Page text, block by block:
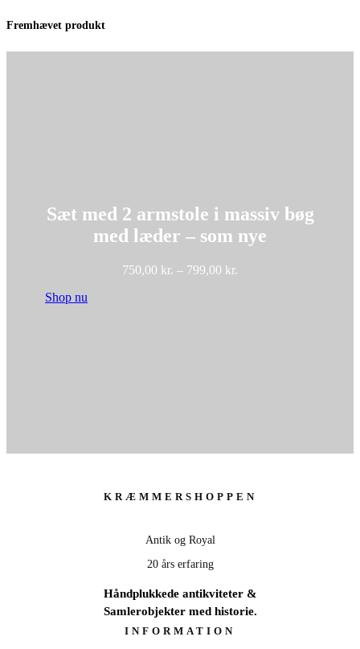
Fremhævet produkt
Sæt med 2 armstole i massiv bøg
med læder – som nye
750,00 kr. – 799,00 kr.
Shop nu
KRÆMMERSHOPPEN
Antik og Royal
20 års erfaring
Håndplukkede antikviteter &
Samlerobjekter med historie.
INFORMATION